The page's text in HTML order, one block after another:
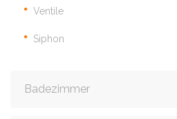
Ventile
Siphon
Badezimmer